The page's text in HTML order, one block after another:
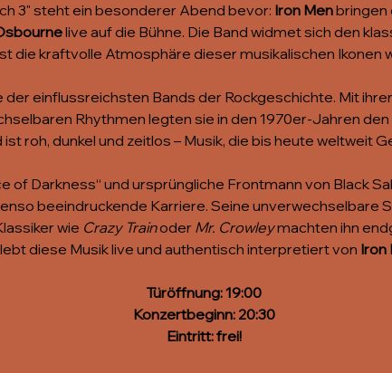
3" steht ein besonderer Abend bevor: Iron Men bringen
live auf die Bühne. Die Band widmet sich den
die kraftvolle Atmosphäre dieser musikalischen Ikonen
der einflussreichsten Bands der Rockgeschichte. Mit
Rhythmen legten sie in den 1970er-Jahren
ist roh, dunkel und zeitlos – Musik, die bis heute weltweit
of Darkness“ und ursprüngliche Frontmann von Black
beeindruckende Karriere. Seine unverwechselbare
wie Crazy Train oder Mr. Crowley machten ihn
diese Musik live und authentisch interpretiert von Iron
Türöffnung: 19:00
Konzertbeginn: 20:30
Eintritt: frei!